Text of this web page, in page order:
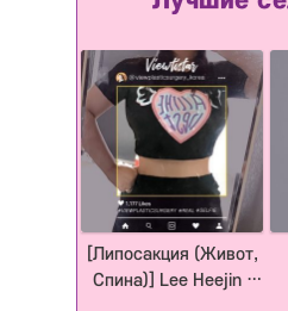
[Липосакция (Живот,
Спина)] Lee Heejin |